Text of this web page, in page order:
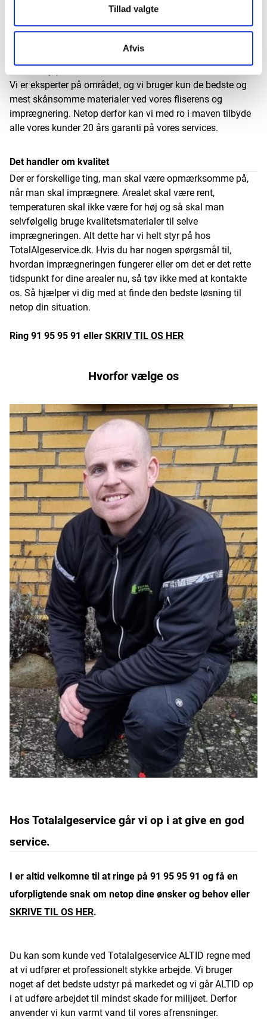
Tillad valgte
Afvis
Vi tilbyder nemlig hele 20 års garanti på facade, tag og
fliser samt 15 år ved træterrasse ved indgåelse af
Vi er eksperter på området, og vi bruger kun de bedste og
mest skånsomme materialer ved vores fliserens og
imprægnering. Netop derfor kan vi med ro i maven tilbyde
alle vores kunder 20 års garanti på vores services.
Det handler om kvalitet
Der er forskellige ting, man skal være opmærksomme på,
når man skal imprægnere. Arealet skal være rent,
temperaturen skal ikke være for høj og så skal man
selvfølgelig bruge kvalitetsmaterialer til selve
imprægneringen. Alt dette har vi helt styr på hos
TotalAlgeservice.dk. Hvis du har nogen spørgsmål til,
hvordan imprægneringen fungerer eller om det er det rette
tidspunkt for dine arealer nu, så tøv ikke med at kontakte
os. Så hjælper vi dig med at finde den bedste løsning til
netop din situation.
Ring 91 95 95 91 eller SKRIV TIL OS HER
Hvorfor vælge os
Hos Totalalgeservice går vi op i at give en god
service.
I er altid velkomne til at ringe på 91 95 95 91 og få en
uforpligtende snak om netop dine ønsker og behov eller
SKRIVE TIL OS HER.
Du kan som kunde ved Totalalgeservice ALTID regne med
at vi udfører et professionelt stykke arbejde. Vi bruger
noget af det bedste udstyr på markedet og vi går ALTID op
i at udføre arbejdet til mindst skade for milijøet. Derfor
anvender vi kun varmt vand til vores afrensninger.